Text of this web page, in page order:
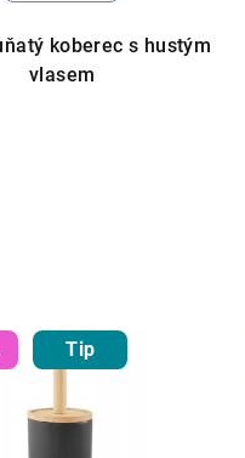
koberec s hustým
vlasem
Tip